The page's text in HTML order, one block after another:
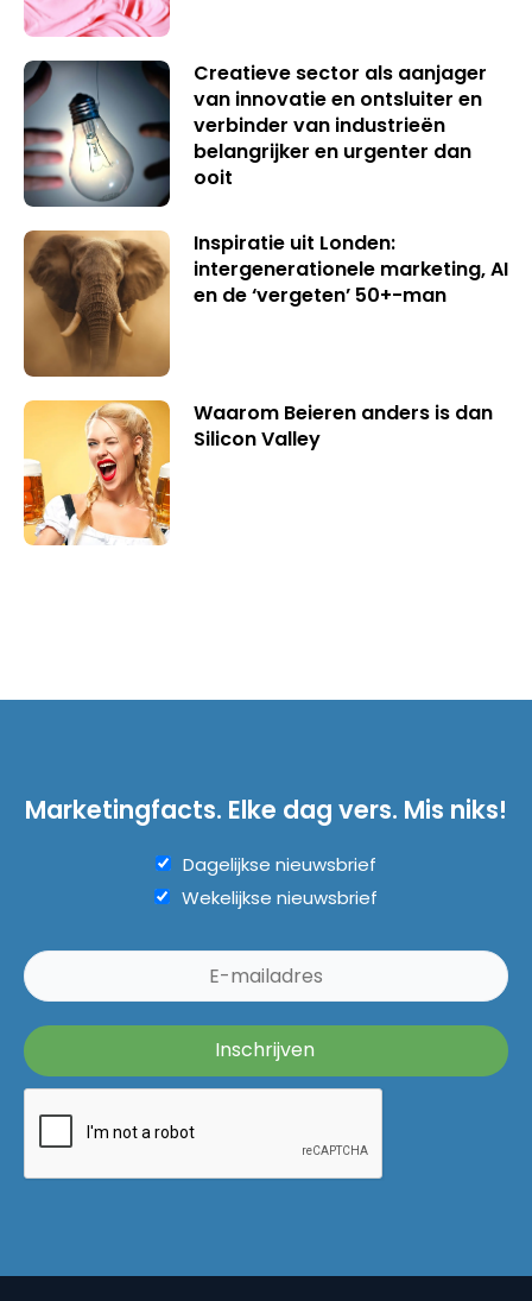
Creatieve sector als aanjager
van innovatie en ontsluiter en
verbinder van industrieën
belangrijker en urgenter dan
ooit
Inspiratie uit Londen:
intergenerationele marketing, AI
en de ‘vergeten’ 50+-man
Waarom Beieren anders is dan
Silicon Valley
Marketingfacts. Elke dag vers. Mis niks!
Dagelijkse nieuwsbrief
Wekelijkse nieuwsbrief